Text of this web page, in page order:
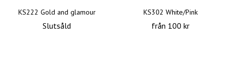
KS222 Gold and glamour
Slutsåld
KS302 White/Pink
från 100 kr